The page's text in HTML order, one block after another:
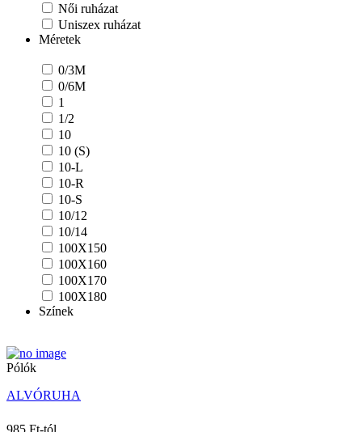
Női ruházat
Uniszex ruházat
Méretek
0/3M
0/6M
1
1/2
10
10 (S)
10-L
10-R
10-S
10/12
10/14
100X150
100X160
100X170
100X180
10A
110/116
12 (M)
Színek
Pólók
ALVÓRUHA
985 Ft-tól